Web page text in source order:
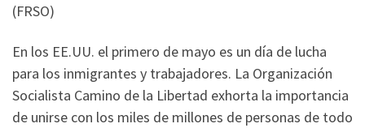
(FRSO)
En los EE.UU. el primero de mayo es un día de lucha
para los inmigrantes y trabajadores. La Organización
Socialista Camino de la Libertad exhorta la importancia
de unirse con los miles de millones de personas de todo